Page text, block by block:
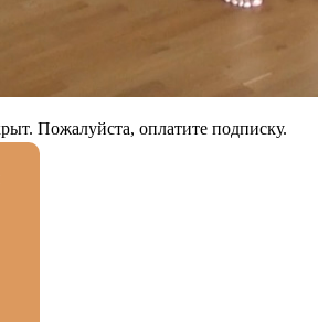
Пожалуйста, оплатите подписку.